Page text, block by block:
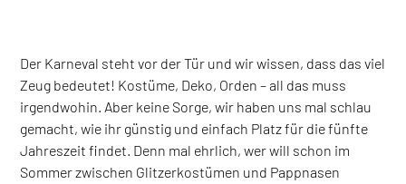
Der Karneval steht vor der Tür und wir wissen, dass das viel
Zeug bedeutet! Kostüme, Deko, Orden – all das muss
irgendwohin. Aber keine Sorge, wir haben uns mal schlau
gemacht, wie ihr günstig und einfach Platz für die fünfte
Jahreszeit findet. Denn mal ehrlich, wer will schon im
Sommer zwischen Glitzerkostümen und Pappnasen